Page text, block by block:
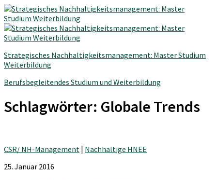
Strategisches Nachhaltigkeitsmanagement: Master Studium
Weiterbildung
Berufsbegleitendes Studium und Weiterbildung
Schlagwörter: Globale Trends
CSR/ NH-Management | Nachhaltige HNEE
25. Januar 2016